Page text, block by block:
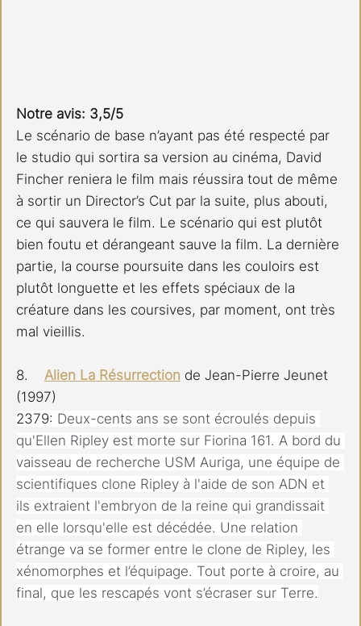
Notre avis: 3,5/5
Le scénario de base n’ayant pas été respecté par
le studio qui sortira sa version au cinéma, David
Fincher reniera le film mais réussira tout de même
à sortir un Director’s Cut par la suite, plus abouti,
ce qui sauvera le film. Le scénario qui est plutôt
bien foutu et dérangeant sauve la film. La dernière
partie, la course poursuite dans les couloirs est
plutôt longuette et les effets spéciaux de la
créature dans les coursives, par moment, ont très
mal vieillis.
8. Alien La Résurrection de Jean-Pierre Jeunet
(1997)
2379: Deux-cents ans se sont écroulés depuis
qu'Ellen Ripley est morte sur Fiorina 161. A bord du
vaisseau de recherche USM Auriga, une équipe de
scientifiques clone Ripley à l'aide de son ADN et
ils extraient l'embryon de la reine qui grandissait
en elle lorsqu'elle est décédée. Une relation
étrange va se former entre le clone de Ripley, les
xénomorphes et l’équipage. Tout porte à croire, au
final, que les rescapés vont s’écraser sur Terre.